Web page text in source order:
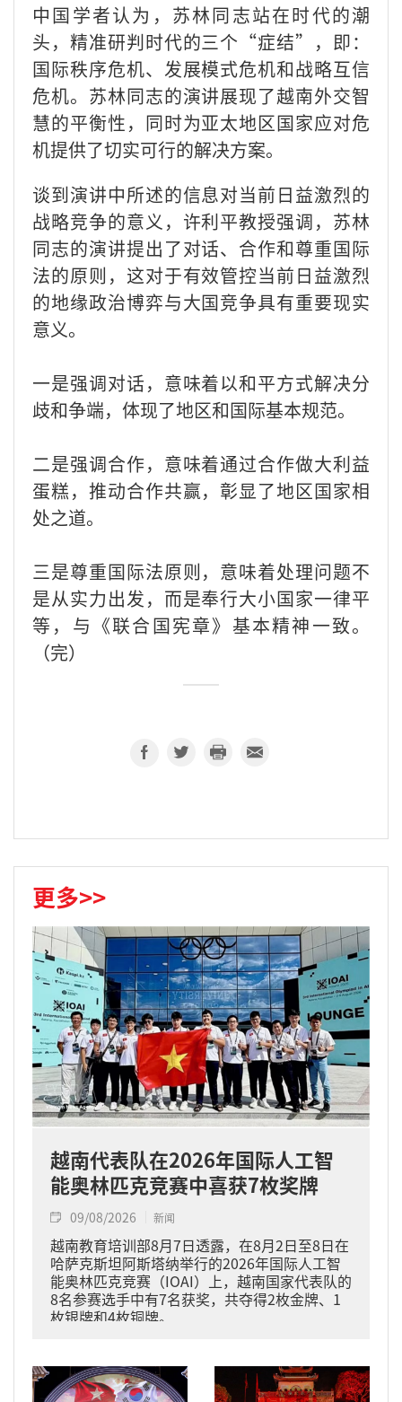
中国学者认为，苏林同志站在时代的潮
头，精准研判时代的三个“症结”，即：
国际秩序危机、发展模式危机和战略互信
危机。苏林同志的演讲展现了越南外交智
慧的平衡性，同时为亚太地区国家应对危
机提供了切实可行的解决方案。
谈到演讲中所述的信息对当前日益激烈的
战略竞争的意义，许利平教授强调，苏林
同志的演讲提出了对话、合作和尊重国际
法的原则，这对于有效管控当前日益激烈
的地缘政治博弈与大国竞争具有重要现实
意义。
一是强调对话，意味着以和平方式解决分
歧和争端，体现了地区和国际基本规范。
二是强调合作，意味着通过合作做大利益
蛋糕，推动合作共赢，彰显了地区国家相
处之道。
三是尊重国际法原则，意味着处理问题不
是从实力出发，而是奉行大小国家一律平
等，与《联合国宪章》基本精神一致。
（完）
更多>>
越南代表队在2026年国际人工智
能奥林匹克竞赛中喜获7枚奖牌
09/08/2026 新闻
越南教育培训部8月7日透露，在8月2日至8日在
哈萨克斯坦阿斯塔纳举行的2026年国际人工智
能奥林匹克竞赛（IOAI）上，越南国家代表队的
8名参赛选手中有7名获奖，共夺得2枚金牌、1
枚银牌和4枚铜牌。